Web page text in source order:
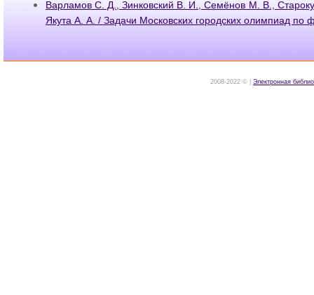
Варламов С. Д., Зинковский В. И., Семёнов М. В.,
Якута А. А. / Задачи Московских городских олимпиад по
2008-2022 © | Электронная